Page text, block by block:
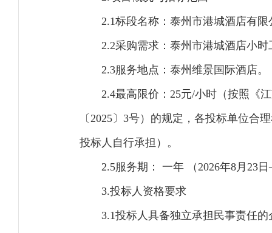
2.1标段名称：泰州市港城酒店有
2.2采购需求：泰州市港城酒店小
2.3服务地点：泰州维景国际酒店。
2.4最高限价：25元/小时（按照《
〔2025〕3号）的规定，各投标单位
投标人自行承担）。
2.5服务期： 一年 （2026年8月23
3.投标人资格要求
3.1投标人具备独立承担民事责任